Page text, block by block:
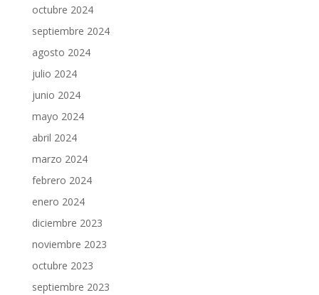
octubre 2024
septiembre 2024
agosto 2024
julio 2024
junio 2024
mayo 2024
abril 2024
marzo 2024
febrero 2024
enero 2024
diciembre 2023
noviembre 2023
octubre 2023
septiembre 2023